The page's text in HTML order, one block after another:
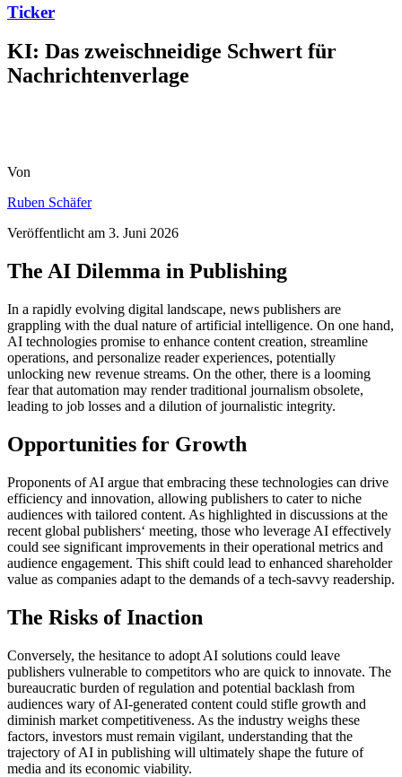
Ticker
KI: Das zweischneidige Schwert für
Nachrichtenverlage
Von
Ruben Schäfer
Veröffentlicht am 3. Juni 2026
The AI Dilemma in Publishing
In a rapidly evolving digital landscape, news publishers are
grappling with the dual nature of artificial intelligence. On one hand,
AI technologies promise to enhance content creation, streamline
operations, and personalize reader experiences, potentially
unlocking new revenue streams. On the other, there is a looming
fear that automation may render traditional journalism obsolete,
leading to job losses and a dilution of journalistic integrity.
Opportunities for Growth
Proponents of AI argue that embracing these technologies can drive
efficiency and innovation, allowing publishers to cater to niche
audiences with tailored content. As highlighted in discussions at the
recent global publishers‘ meeting, those who leverage AI effectively
could see significant improvements in their operational metrics and
audience engagement. This shift could lead to enhanced shareholder
value as companies adapt to the demands of a tech-savvy readership.
The Risks of Inaction
Conversely, the hesitance to adopt AI solutions could leave
publishers vulnerable to competitors who are quick to innovate. The
bureaucratic burden of regulation and potential backlash from
audiences wary of AI-generated content could stifle growth and
diminish market competitiveness. As the industry weighs these
factors, investors must remain vigilant, understanding that the
trajectory of AI in publishing will ultimately shape the future of
media and its economic viability.